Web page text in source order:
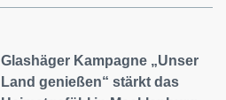
Glashäger Kampagne „Unser
Land genießen“ stärkt das